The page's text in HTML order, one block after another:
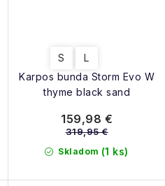
Karpos bunda Storm Evo W
thyme black sand
S L
Skladom (1 ks)
159,98 €
319,95 €